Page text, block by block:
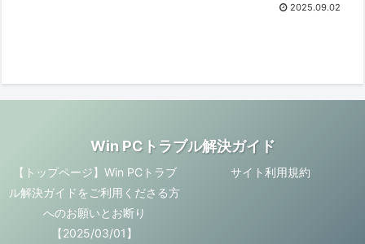
時点の情報を追加しました2025.09.02
Win PCトラブル解決ガイド
【トップページ】Win PCトラブ
ル解決ガイドをご利用くださる方
へのお願いとお断り
【2025/03/01】
サイト利用規約